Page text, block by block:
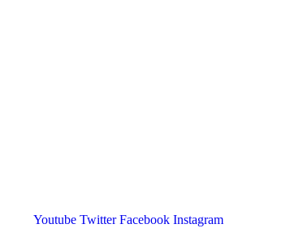
Youtube Twitter Facebook Instagram